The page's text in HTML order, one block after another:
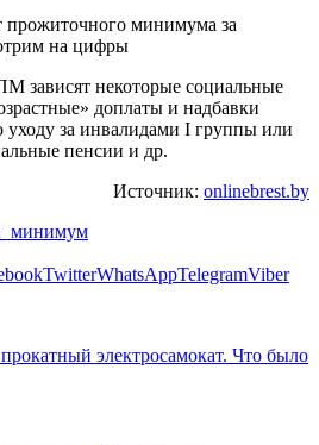
зависят некоторые социальные
доплаты и надбавки
уходу за инвалидами I группы или
пенсии и др.
Источник: onlinebrest.by
TwitterWhatsAppTelegramViber
электросамокат. Что было